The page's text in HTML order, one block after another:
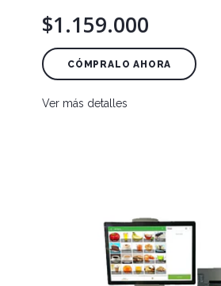
$1.159.000
CÓMPRALO AHORA
Ver más detalles